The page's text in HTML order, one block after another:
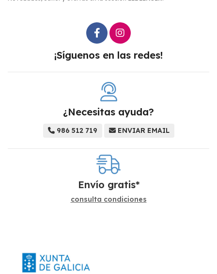
¡Síguenos en las redes!
¿Necesitas ayuda?
986 512 719 ENVIAR EMAIL
Envío gratis*
consulta condiciones